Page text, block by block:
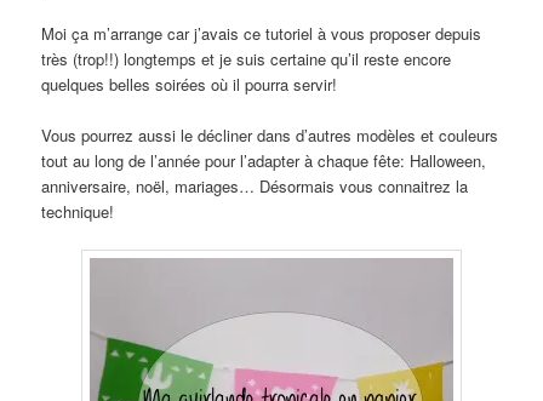
Moi ça m’arrange car j’avais ce tutoriel à vous proposer depuis
très (trop!!) longtemps et je suis certaine qu’il reste encore
quelques belles soirées où il pourra servir!
Vous pourrez aussi le décliner dans d’autres modèles et couleurs
tout au long de l’année pour l’adapter à chaque fête: Halloween,
anniversaire, noël, mariages… Désormais vous connaitrez la
technique!